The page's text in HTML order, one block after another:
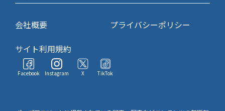
会社概要
プライバシーポリシー
サイト利用規約
Facebook Instagram X TikTok